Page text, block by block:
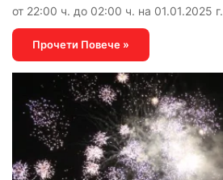
от 22:00 ч. до 02:00 ч. на 01.01.2025 г.
Прочети Повече »